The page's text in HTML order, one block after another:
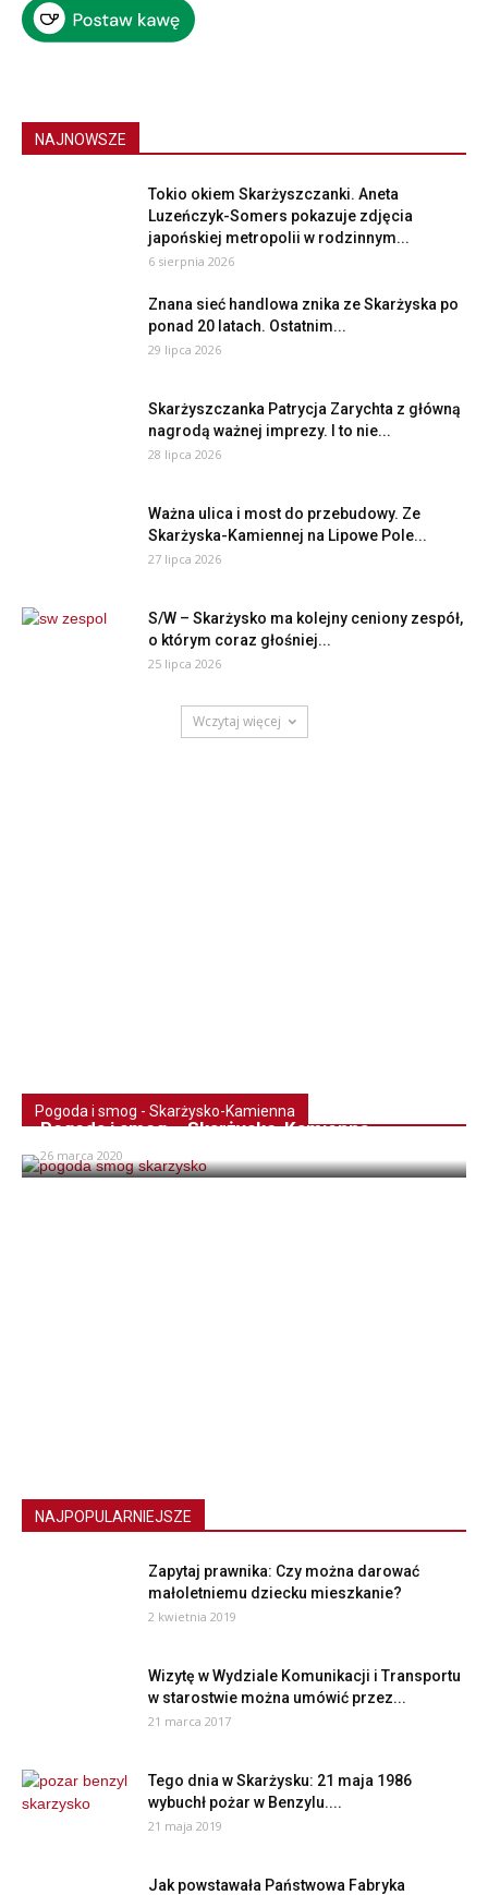
NAJNOWSZE
Tokio okiem Skarżyszczanki. Aneta
Luzeńczyk-Somers pokazuje zdjęcia
japońskiej metropolii w rodzinnym...
6 sierpnia 2026
Znana sieć handlowa znika ze Skarżyska po
ponad 20 latach. Ostatnim...
29 lipca 2026
Skarżyszczanka Patrycja Zarychta z główną
nagrodą ważnej imprezy. I to nie...
28 lipca 2026
Ważna ulica i most do przebudowy. Ze
Skarżyska-Kamiennej na Lipowe Pole...
27 lipca 2026
S/W – Skarżysko ma kolejny ceniony zespół,
o którym coraz głośniej...
25 lipca 2026
Wczytaj więcej
Pogoda i smog - Skarżysko-Kamienna
Pogoda i smog – Skarżysko-Kamienna
26 marca 2020
NAJPOPULARNIEJSZE
Zapytaj prawnika: Czy można darować
małoletniemu dziecku mieszkanie?
2 kwietnia 2019
Wizytę w Wydziale Komunikacji i Transportu
w starostwie można umówić przez...
21 marca 2017
Tego dnia w Skarżysku: 21 maja 1986
wybuchł pożar w Benzylu....
21 maja 2019
Jak powstawała Państwowa Fabryka